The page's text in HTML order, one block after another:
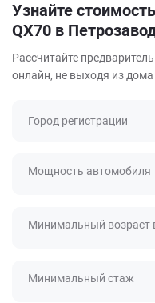
Узнайте
QX70 в
Рассчитайте
онлайн, не выходя из дома
Город регистрации
Мощность автомобиля
Минимальный возраст
Минимальный стаж